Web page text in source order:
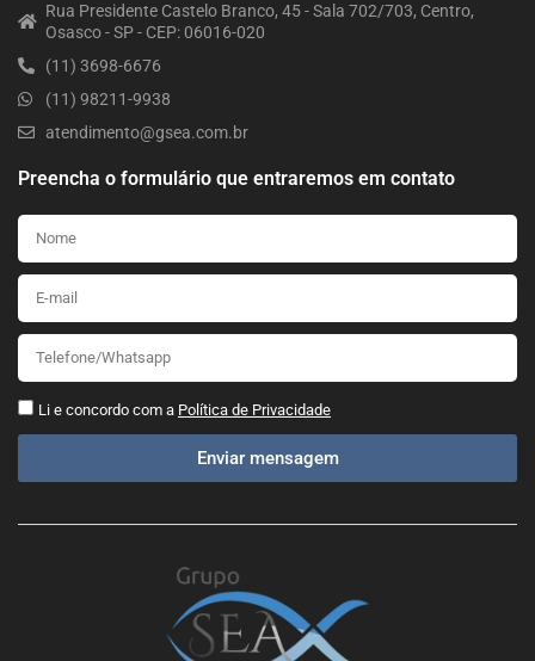
Rua Presidente Castelo Branco, 45 - Sala 702/703, Centro,
Osasco - SP - CEP: 06016-020
(11) 3698-6676
(11) 98211-9938
atendimento@gsea.com.br
Preencha o formulário que entraremos em contato
Li e concordo com a Política de Privacidade
Enviar mensagem